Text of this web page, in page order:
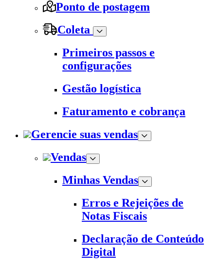
Ponto de postagem
Coleta
Primeiros passos e
configurações
Gestão logística
Faturamento e cobrança
Gerencie suas vendas
Vendas
Minhas Vendas
Erros e Rejeições de
Notas Fiscais
Declaração de Conteúdo
Digital